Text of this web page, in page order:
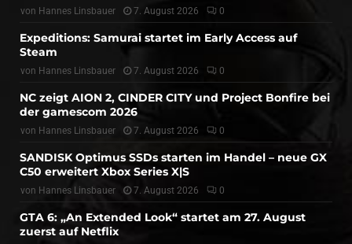
von Hannes Linsbauer 7. August 2026 0
Expeditions: Samurai startet im Early Access auf
Steam
von Hannes Linsbauer 7. August 2026 0
NC zeigt AION 2, CINDER CITY und Project Bonfire bei
der gamescom 2026
von Hannes Linsbauer 7. August 2026 0
SANDISK Optimus SSDs starten im Handel – neue GX
C50 erweitert Xbox Series X|S
von Hannes Linsbauer 7. August 2026 0
GTA 6: „An Extended Look“ startet am 27. August
zuerst auf Netflix